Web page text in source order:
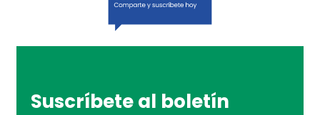
Suscríbete al boletín